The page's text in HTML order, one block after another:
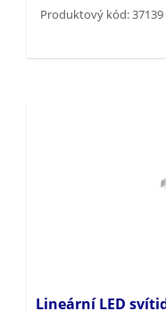
Produktový kód: 37139
Lineární LED